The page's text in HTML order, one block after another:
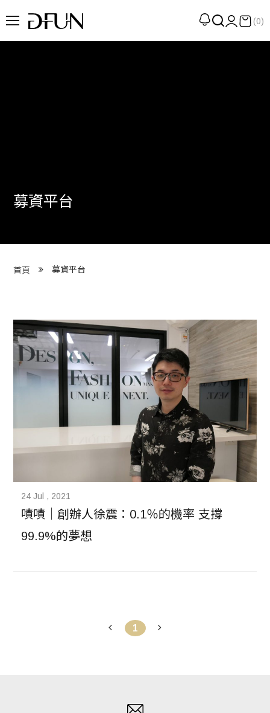
展
們 About DFUN
藏 Cover Archives
團 Square Rich
(0)
募資平台
首頁 募資平台
24 Jul , 2021
嘖嘖｜創辦人徐震：0.1％的機率 支撐
99.9%的夢想
1